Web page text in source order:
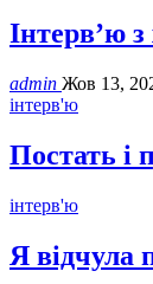
Інтерв’ю
admin Жов 13,
інтерв'ю
Постать і
інтерв'ю
Я